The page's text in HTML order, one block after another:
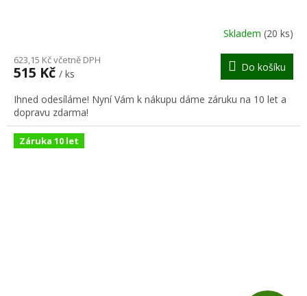
R
M
A
Skladem (20 ks)
623,15 Kč včetně DPH
515 Kč / ks
Do košíku
Ihned odesíláme! Nyní Vám k nákupu dáme záruku na 10 let a
dopravu zdarma!
Záruka 10 let